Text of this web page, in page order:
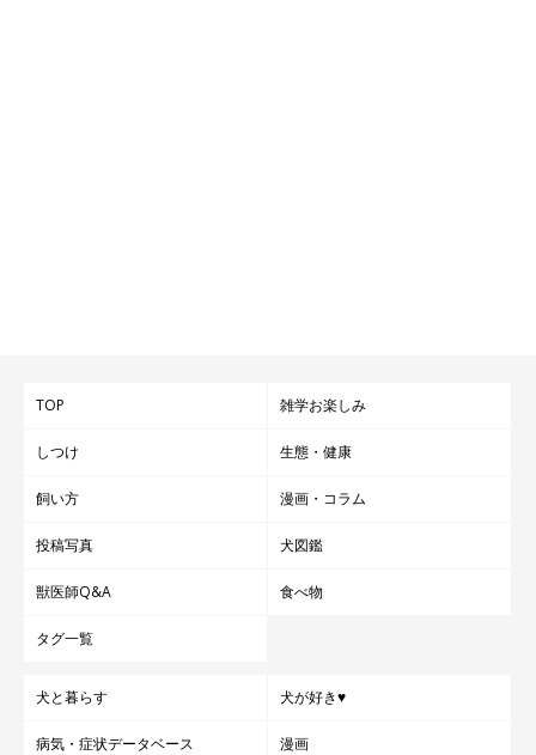
TOP 雑学お楽しみ
しつけ 生態・健康
飼い方 漫画・コラム
投稿写真 犬図鑑
獣医師Q&A 食べ物
タグ一覧
犬と暮らす 犬が好き♥
病気・症状データベース 漫画